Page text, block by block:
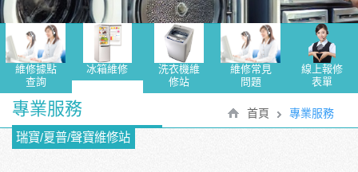
維修據點
查詢
冰箱維修
洗衣機維
修站
維修常見
問題
線上報修
表單
專業服務 首頁 專業服務
瑞寶/夏普/聲寶維修站